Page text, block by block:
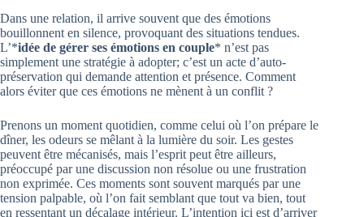
Dans une relation, il arrive souvent que des émotions
bouillonnent en silence, provoquant des situations tendues.
L’*idée de gérer ses émotions en couple* n’est pas
simplement une stratégie à adopter; c’est un acte d’auto-
préservation qui demande attention et présence. Comment
alors éviter que ces émotions ne mènent à un conflit ?
Prenons un moment quotidien, comme celui où l’on prépare le
dîner, les odeurs se mêlant à la lumière du soir. Les gestes
peuvent être mécanisés, mais l’esprit peut être ailleurs,
préoccupé par une discussion non résolue ou une frustration
non exprimée. Ces moments sont souvent marqués par une
tension palpable, où l’on fait semblant que tout va bien, tout
en ressentant un décalage intérieur. L’intention ici est d’arriver